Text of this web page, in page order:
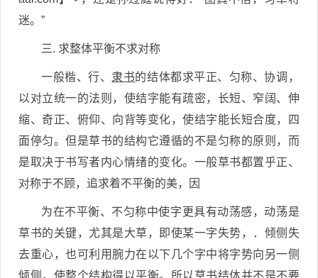
迷。”
三. 求整体平衡不求对称
一般楷、行、隶书的结体都求平正、匀称、协调，
以对立统一的法则，使结字能有疏密，长短、窄阔、伸
缩、奇正、俯仰、向背等变化，使结字能长短合度，四
面停匀。但是草书的结构它遵循的不是匀称的原则，而
是取决于书写者内心情绪的变化。一般草书都置乎正、
对称于不顾，追求着不平衡的美，因
为在不平衡、不匀称中使字更具有动荡感，动荡是
草书的关键，尤其是大草，即使某一字失势，．倾侧失
去重心，也可利用腕力在以下几个字中将字势向另一侧
倾侧，使整个结构得以平衡。所以草书结体并不是不要